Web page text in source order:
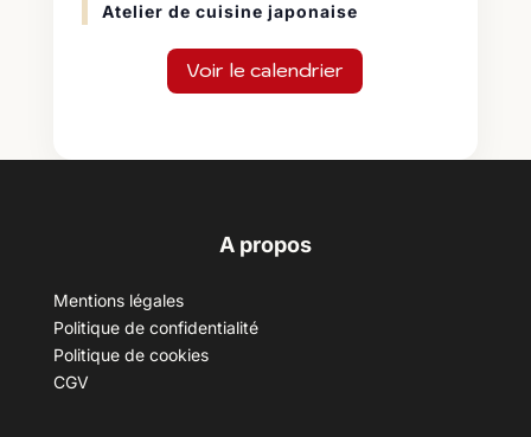
Atelier de cuisine japonaise
Voir le calendrier
A propos
Mentions légales
Politique de confidentialité
Politique de cookies
CGV